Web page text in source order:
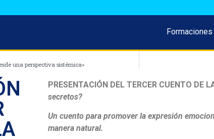
Formaciones
una perspectiva sistémica»
PRESENTACIÓN DEL TERCER CUENTO DE
secretos?
Un cuento para promover la expresión
manera natural.